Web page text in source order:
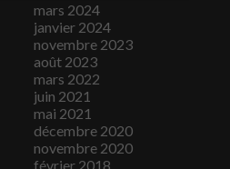
mars 2024
janvier 2024
novembre 2023
août 2023
mars 2022
juin 2021
mai 2021
décembre 2020
novembre 2020
février 2018